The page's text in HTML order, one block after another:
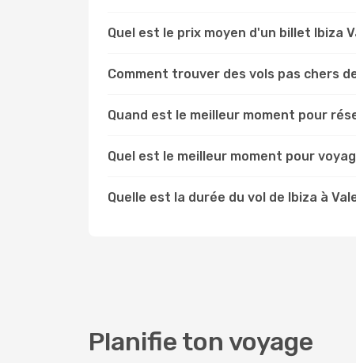
Quel est le prix moyen d'un billet Ibiza
Comment trouver des vols pas chers
Quand est le meilleur moment pour
Quel est le meilleur moment pour
Quelle est la durée du vol de Ibiza à
Planifie ton voyage